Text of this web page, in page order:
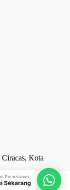
Kota
Raja Rak
Pemesanan
Sekarang